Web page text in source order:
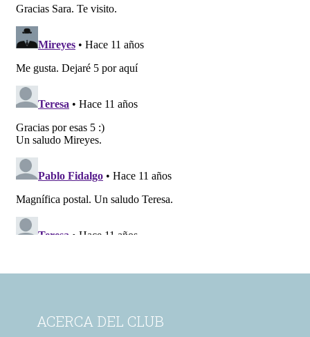
ACERCA DEL CLUB